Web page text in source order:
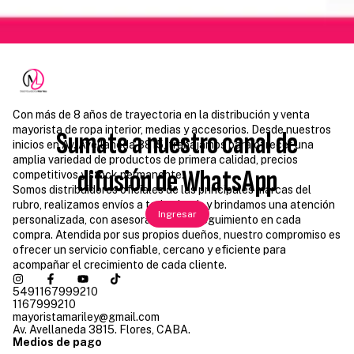
Sumate a nuestro canal de
difusión de WhatsApp
Ingresar
Con más de 8 años de trayectoria en la distribución y venta
mayorista de ropa interior, medias y accesorios. Desde nuestros
inicios en Av. Avellaneda 3815, trabajamos para ofrecer una
amplia variedad de productos de primera calidad, precios
competitivos y stock permanente.
Somos distribuidores oficiales de las principales marcas del
rubro, realizamos envíos a todo el país y brindamos una atención
personalizada, con asesoramiento y seguimiento en cada
compra. Atendida por sus propios dueños, nuestro compromiso es
ofrecer un servicio confiable, cercano y eficiente para
acompañar el crecimiento de cada cliente.
5491167999210
1167999210
mayoristamariley@gmail.com
Av. Avellaneda 3815. Flores, CABA.
Medios de pago